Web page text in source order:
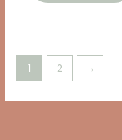
1 2 →